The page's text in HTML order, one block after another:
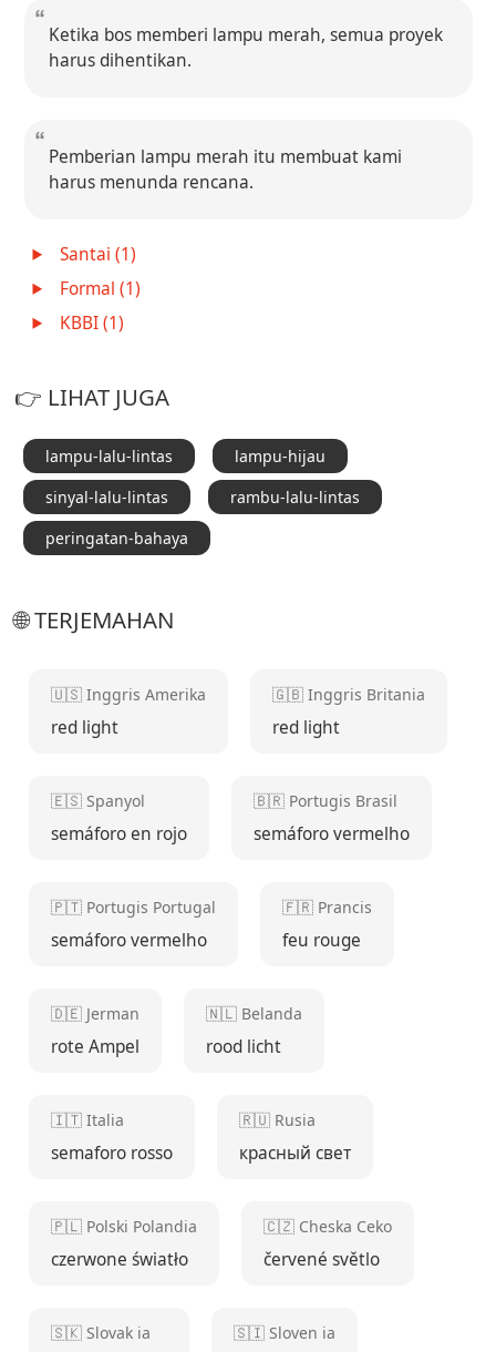
Ketika bos memberi lampu merah, semua proyek
harus dihentikan.
Pemberian lampu merah itu membuat kami
harus menunda rencana.
Santai (1)
Formal (1)
KBBI (1)
👉 LIHAT JUGA
lampu-lalu-lintas
lampu-hijau
sinyal-lalu-lintas
rambu-lalu-lintas
peringatan-bahaya
🌐 TERJEMAHAN
🇺🇸 Inggris Amerika
red light
🇬🇧 Inggris Britania
red light
🇪🇸 Spanyol
semáforo en rojo
🇧🇷 Portugis Brasil
semáforo vermelho
🇵🇹 Portugis Portugal
semáforo vermelho
🇫🇷 Prancis
feu rouge
🇩🇪 Jerman
rote Ampel
🇳🇱 Belanda
rood licht
🇮🇹 Italia
semaforo rosso
🇷🇺 Rusia
красный свет
🇵🇱 Polski Polandia
czerwone światło
🇨🇿 Cheska Ceko
červené světlo
🇸🇰 Slovak ia 🇸🇮 Sloven ia